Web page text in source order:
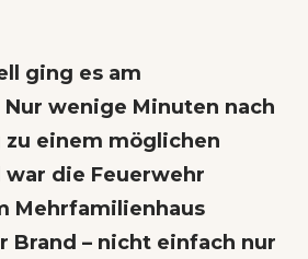
ging es am
wenige Minuten nach
einem möglichen
die Feuerwehr
Mehrfamilienhaus
Brand – nicht einfach nur